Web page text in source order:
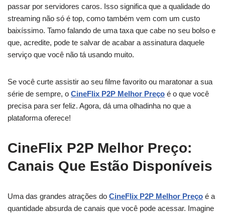
passar por servidores caros. Isso significa que a qualidade do
streaming não só é top, como também vem com um custo
baixíssimo. Tamo falando de uma taxa que cabe no seu bolso e
que, acredite, pode te salvar de acabar a assinatura daquele
serviço que você não tá usando muito.
Se você curte assistir ao seu filme favorito ou maratonar a sua
série de sempre, o CineFlix P2P Melhor Preço é o que você
precisa para ser feliz. Agora, dá uma olhadinha no que a
plataforma oferece!
CineFlix P2P Melhor Preço:
Canais Que Estão Disponíveis
Uma das grandes atrações do CineFlix P2P Melhor Preço é a
quantidade absurda de canais que você pode acessar. Imagine